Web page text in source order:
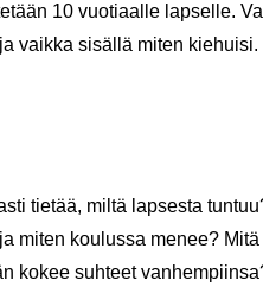
10 vuo­ti­aal­le lap­sel­le.
vaik­ka si­säl­lä miten kie­hui­si.
tie­tää, miltä lap­ses­ta
miten kou­lus­sa menee?
kokee suh­teet